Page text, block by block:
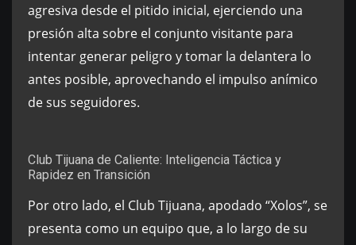
agresiva desde el pitido inicial, ejerciendo una
presión alta sobre el conjunto visitante para
intentar generar peligro y tomar la delantera lo
antes posible, aprovechando el impulso anímico
de sus seguidores.
Club Tijuana de Caliente: Inteligencia Táctica y
Rapidez en Transición
Por otro lado, el Club Tijuana, apodado “Xolos”, se
presenta como un equipo que, a lo largo de su